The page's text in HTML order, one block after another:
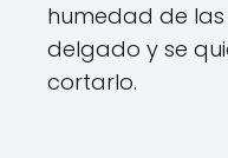
humedad de las
delgado y se
cortarlo.